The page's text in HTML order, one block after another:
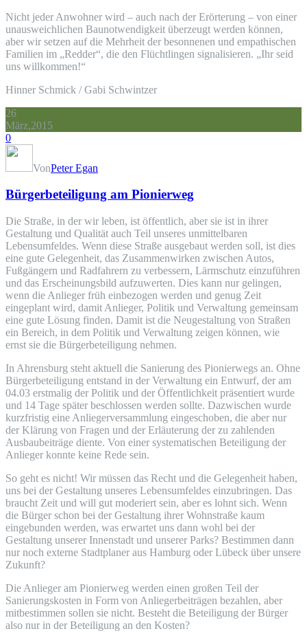
Nicht jeder Anwohner wird – auch nach der Erörterung – von einer
unausweichlichen Baunotwendigkeit überzeugt werden können,
aber wir setzen auf die Mehrheit der besonnenen und empathischen
Familien im „Redder“, die den Flüchtlingen signalisieren. „Ihr seid
uns willkommen!“
Hinner Schmick / Gabi Schwintzer
26
März,2015
0
VonPeter Egan
Bürgerbeteiligung am Pionierweg
Die Straße, in der wir leben, ist öffentlich, aber sie ist in ihrer
Gestaltung und Qualität auch Teil unseres unmittelbaren
Lebensumfeldes. Wenn diese Straße ausgebaut werden soll, ist dies
eine gute Gelegenheit, das Zusammenwirken zwischen Autos,
Fußgängern und Radfahrern zu verbessern, Lärmschutz einzuführen
und das Erscheinungsbild aufzuwerten. Dies kann nur gelingen,
wenn die Anlieger früh einbezogen werden und genug Zeit
eingeplant wird, damit Anlieger, Politik und Verwaltung gemeinsam
eine gute Lösung finden. Damit ist die Neugestaltung von Straßen
ein Bereich, in dem Politik und Verwaltung zeigen können, wie
ernst sie die Bürgerbeteiligung nehmen.
In Ahrensburg steht aktuell die Sanierung des Pionierwegs an. Ohne
Bürgerbeteiligung entstand in der Verwaltung ein Entwurf, der am
04.03 erstmalig der Politik und der Öffentlichkeit präsentiert wurde
und 14 Tage später beschlossen werden sollte. Dazwischen wurde
kurzfristig eine Anliegerversammlung eingeschoben, die aber nur
der Klärung von Fragen und der Erläuterung der zu zahlenden
Ausbaubeiträge diente. Von einer systematischen Beteiligung der
Anlieger konnte keine Rede sein.
So geht es nicht! Wir müssen das Recht und die Gelegenheit haben,
uns bei der Gestaltung unseres Lebensumfeldes einzubringen. Das
braucht Zeit und will gut moderiert sein, aber es lohnt sich. Wenn
die Bürger schon bei der Gestaltung ihrer Wohnstraße kaum
eingebunden werden, was erwartet uns dann wohl bei der
Gestaltung unserer Innenstadt und unserer Parks? Bestimmen dann
nur noch externe Stadtplaner aus Hamburg oder Lübeck über unsere
Zukunft?
Die Anlieger am Pionierweg werden einen großen Teil der
Sanierungskosten in Form von Anliegerbeiträgen bezahlen, aber
mitbestimmen sollen sie nicht. Besteht die Beteiligung der Bürger
also nur in der Beteiligung an den Kosten?